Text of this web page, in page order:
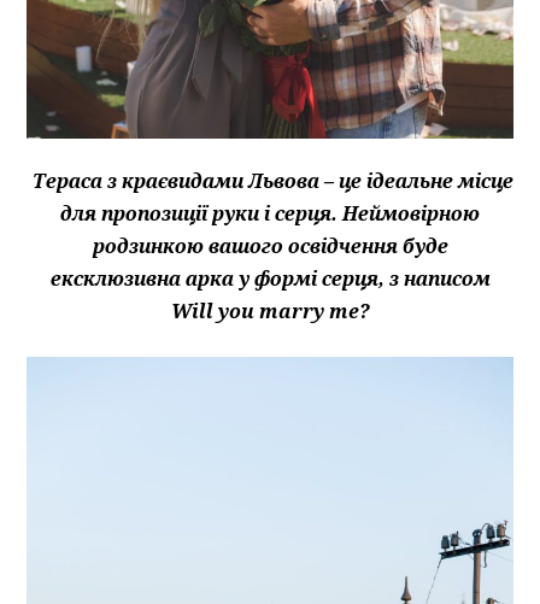
Тераса з краєвидами Львова – це ідеальне місце
для пропозиції руки і серця.Неймовірною
родзинкою вашого освідчення буде
ексклюзивна арка у формі серця, з написом
Will you marry me?